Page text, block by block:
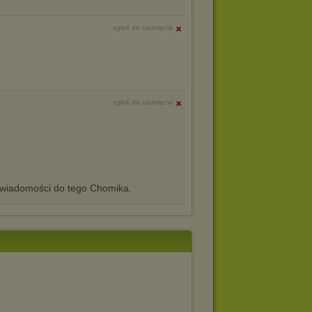
zgłoś do usunięcia
zgłoś do usunięcia
do tego Chomika.